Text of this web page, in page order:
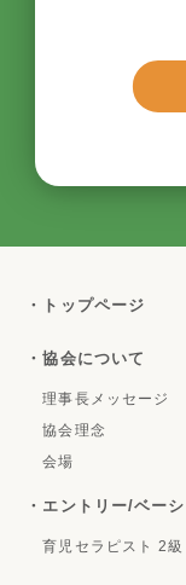
・トップページ
・協会について
理事長メッセージ
協会理念
会場
・エントリー/ベー
育児セラピスト 2級